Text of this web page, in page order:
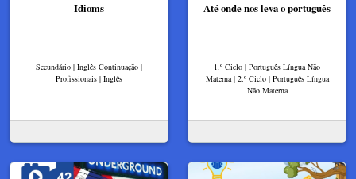
Idioms
Secundário | Inglês Continuação |
Profissionais | Inglês
Até onde nos leva o português
1.º Ciclo | Português Língua Não
Materna | 2.º Ciclo | Português Língua
Não Materna